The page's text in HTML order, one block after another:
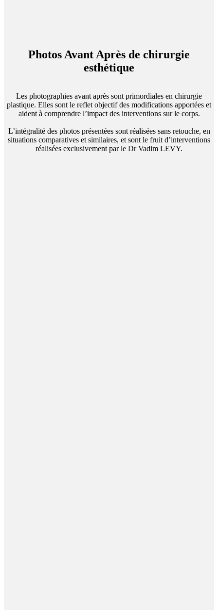
Photos Avant Après de chirurgie
esthétique
Les photographies avant après sont primordiales en chirurgie
plastique. Elles sont le reflet objectif des modifications apportées et
aident à comprendre l’impact des interventions sur le corps.
L’intégralité des photos présentées sont réalisées sans retouche, en
situations comparatives et similaires, et sont le fruit d’interventions
réalisées exclusivement par le Dr Vadim LEVY.